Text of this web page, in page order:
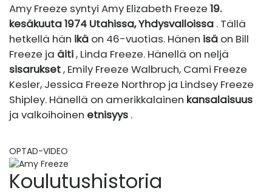
Amy Freeze syntyi Amy Elizabeth Freeze 19.
kesäkuuta 1974 Utahissa, Yhdysvalloissa . Tällä
hetkellä hän ikä on 46-vuotias. Hänen isä on Bill
Freeze ja äiti, Linda Freeze. Hänellä on neljä
sisarukset, Emily Freeze Walbruch, Cami Freeze
Kesler, Jessica Freeze Northrop ja Lindsey Freeze
Shipley. Hänellä on amerikkalainen kansalaisuus
ja valkoihoinen etnisyys .
OPTAD-VIDEO
Koulutushistoria